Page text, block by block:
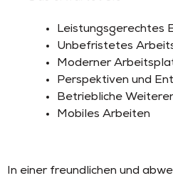
Leistungsgerechtes
Unbefristetes
Moderner
Perspektiven und
Betriebliche
Mobiles Arbeiten
In einer freundlichen und